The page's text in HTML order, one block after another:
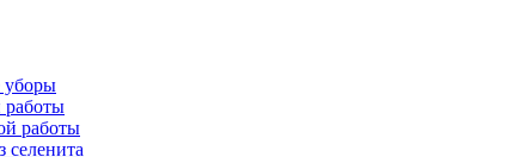
уборы
работы
селенита